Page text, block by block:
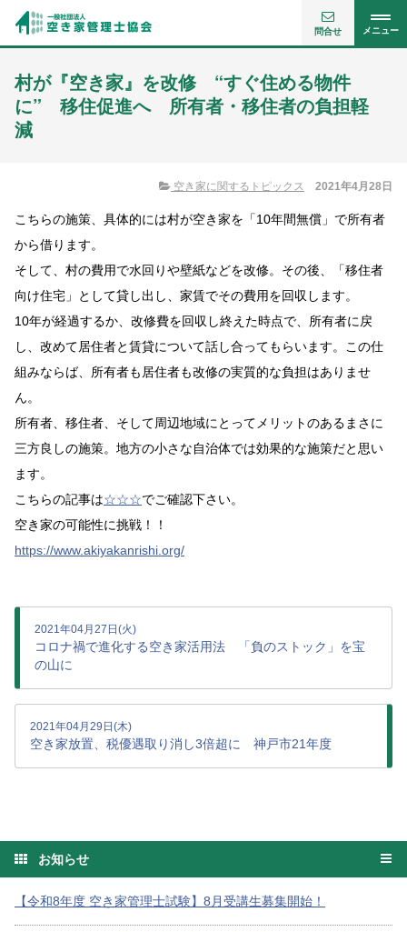
メニュー
問合せ
村が『空き家』を改修 “すぐ住める物件
に” 移住促進へ 所有者・移住者の負担軽
減
空き家に関するトピックス 2021年4月28日
こちらの施策、具体的には村が空き家を「10年間無償」で所有者
から借ります。
そして、村の費用で水回りや壁紙などを改修。その後、「移住者
向け住宅」として貸し出し、家賃でその費用を回収します。
10年が経過するか、改修費を回収し終えた時点で、所有者に戻
し、改めて居住者と賃貸について話し合ってもらいます。この仕
組みならば、所有者も居住者も改修の実質的な負担はありませ
ん。
所有者、移住者、そして周辺地域にとってメリットのあるまさに
三方良しの施策。地方の小さな自治体では効果的な施策だと思い
ます。
こちらの記事は☆☆☆でご確認下さい。
空き家の可能性に挑戦！！
https://www.akiyakanrishi.org/
2021年04月27日(火)
コロナ禍で進化する空き家活用法 「負のストック」を宝
の山に
2021年04月29日(木)
空き家放置、税優遇取り消し3倍超に 神戸市21年度
お知らせ
【令和8年度 空き家管理士試験】8月受講生募集開始！